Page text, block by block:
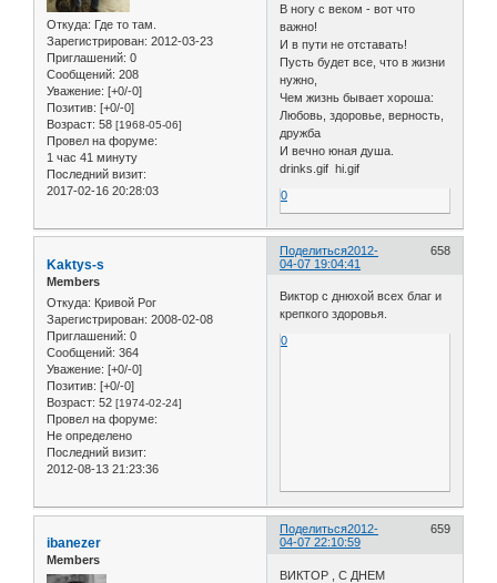
Откуда: Где то там.
Зарегистрирован: 2012-03-23
Приглашений: 0
Сообщений: 208
Уважение: [+0/-0]
Позитив: [+0/-0]
Возраст: 58 [1968-05-06]
Провел на форуме:
1 час 41 минуту
Последний визит:
2017-02-16 20:28:03
В ногу с веком - вот что
важно!
И в пути не отставать!
Пусть будет все, что в жизни
нужно,
Чем жизнь бывает хороша:
Любовь, здоровье, верность,
дружба
И вечно юная душа.
drinks.gif hi.gif
0
Поделиться 658
2012-
04-07 19:04:41
Kaktys-s
Members
Откуда: Кривой Рог
Зарегистрирован: 2008-02-08
Приглашений: 0
Сообщений: 364
Уважение: [+0/-0]
Позитив: [+0/-0]
Возраст: 52 [1974-02-24]
Провел на форуме:
Не определено
Последний визит:
2012-08-13 21:23:36
Виктор с днюхой всех благ и
крепкого здоровья.
0
Поделиться 659
2012-
04-07 22:10:59
ibanezer
Members
ВИКТОР , С ДНЕМ